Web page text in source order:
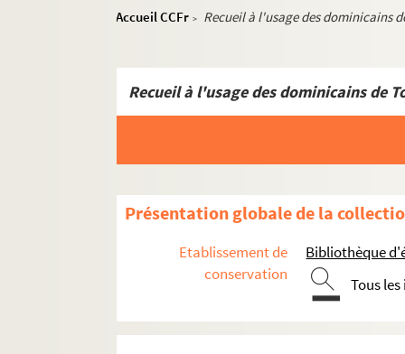
Accueil CCFr > Recueil à l'usage des dominicains
Recueil à l'usage des dominicains de
Présentation globale de la
Etablissement de
conservation
Bibliothèque
Tous